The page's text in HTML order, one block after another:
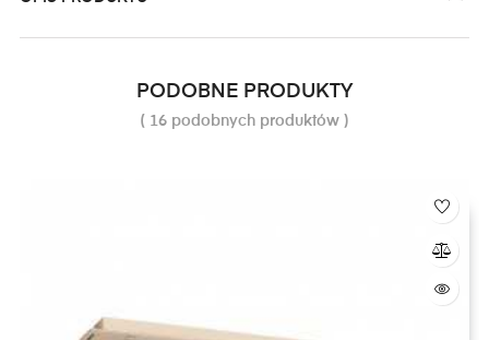
PODOBNE PRODUKTY
( 16 podobnych produktów )